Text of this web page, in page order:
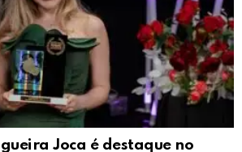
Joca é destaque no